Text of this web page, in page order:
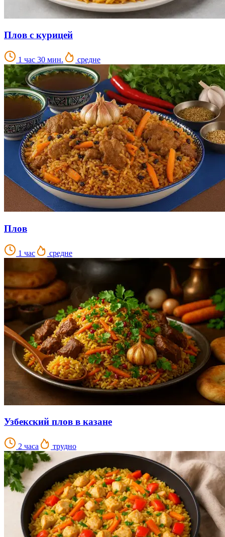
Плов с курицей
1 час 30 мин. средне
Плов
1 час средне
Узбекский плов в казане
2 часа трудно